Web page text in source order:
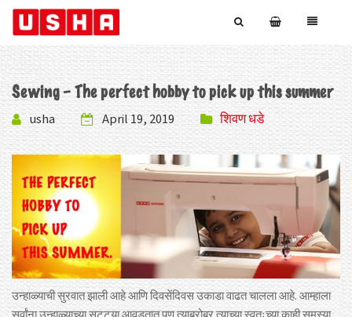
Sewing – The perfect hobby to pick up this summer
usha
April 19, 2019 शिवण धडे
उन्हाळ्याची सुरवात झाली आहे आणि दिवसेंदिवस उकाडा वाढत चालला आहे. आम्हाला